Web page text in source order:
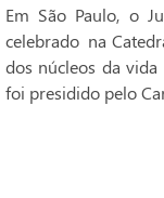
Em São Paulo, o
celebrado na
dos núcleos da
foi presidido pelo